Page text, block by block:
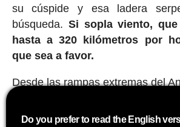
su cúspide y esa ladera
búsqueda. Si sopla viento,
hasta a 320 kilómetros por
que sea a favor.
Desde las rampas extremas del
Stelvio y Los Libertadores, cada
Do you prefer to read the English